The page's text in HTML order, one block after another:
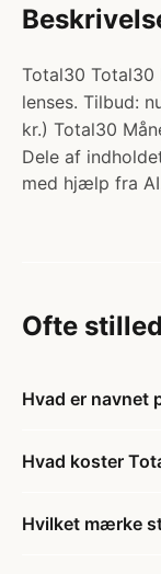
Total30 Total30
lenses. Tilbud:
kr.) Total30
Dele af
med hjælp fra
Ofte
Hvad er navnet
Hvad koster
Hvilket mærke